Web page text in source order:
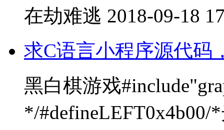
在劫难逃 2018-09-18
求C语言小程序源代码
黑白棋游戏
*/#defineLEFT0x4b00/